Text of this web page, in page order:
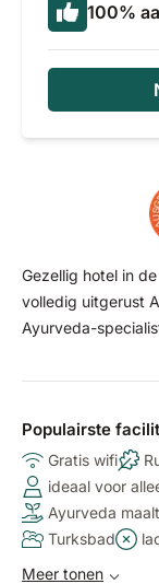
100%
Gezellig hotel in
volledig uitgerust
Ayurveda-
Populairste
Gratis wifi
ideaal voor
Ayurveda
Turksbad
Meer tonen